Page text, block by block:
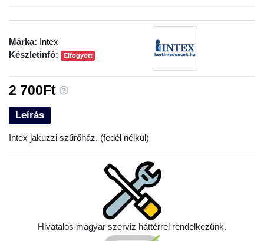
Leírás
Intex jakuzzi szűrőház. (fedél nélkül)
Márka: Intex
Készletinfó:
Elfogyott
2 700Ft
Hivatalos magyar szerviz háttérrel rendelkezünk.